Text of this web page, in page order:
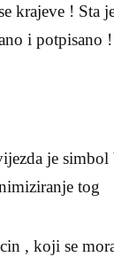
krajeve ! Sta
i potpisano !
je
tog
, koji se